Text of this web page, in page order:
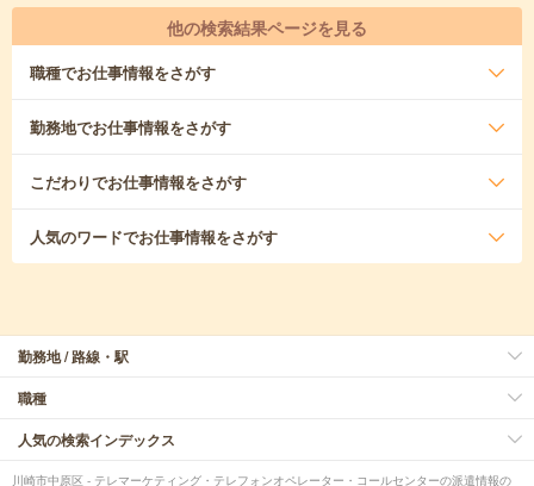
他の検索結果ページを見る
職種でお仕事情報をさがす
勤務地でお仕事情報をさがす
こだわりでお仕事情報をさがす
人気のワードでお仕事情報をさがす
勤務地 / 路線・駅
職種
人気の検索インデックス
川崎市中原区 - テレマーケティング・テレフォンオペレーター・コールセンターの派遣情報の